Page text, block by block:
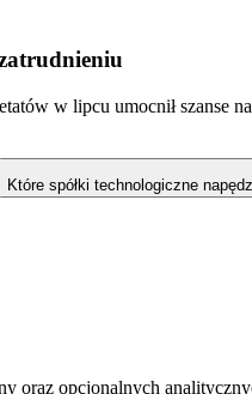
w lipcu umocnił szanse
Które spółki technologiczne
oraz opcjonalnych